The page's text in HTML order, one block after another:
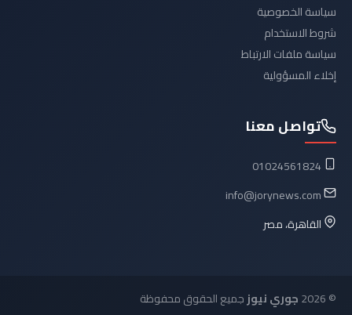
سياسة الخصوصية
شروط الاستخدام
سياسة ملفات الارتباط
إخلاء المسؤولية
تواصل معنا
01024561824
info@jorynews.com
القاهرة، مصر
© 2026 جوري نيوزجميع الحقوق محفوظة